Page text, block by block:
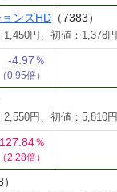
ンズHD （7383）
1,450円、初値：1,378円
-4.97％
（0.95倍）
2,550円、初値：5,810円
127.84％
（2.28倍）